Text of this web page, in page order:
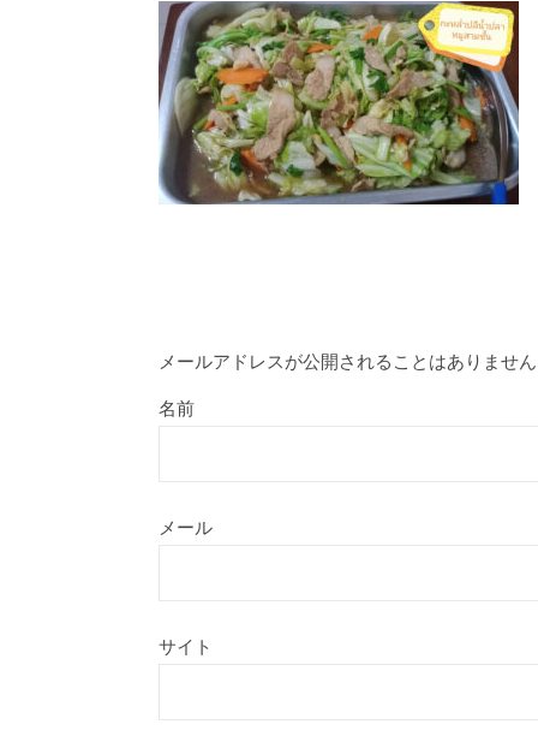
メールアドレスが公開されることはありませ
名前
メール
サイト